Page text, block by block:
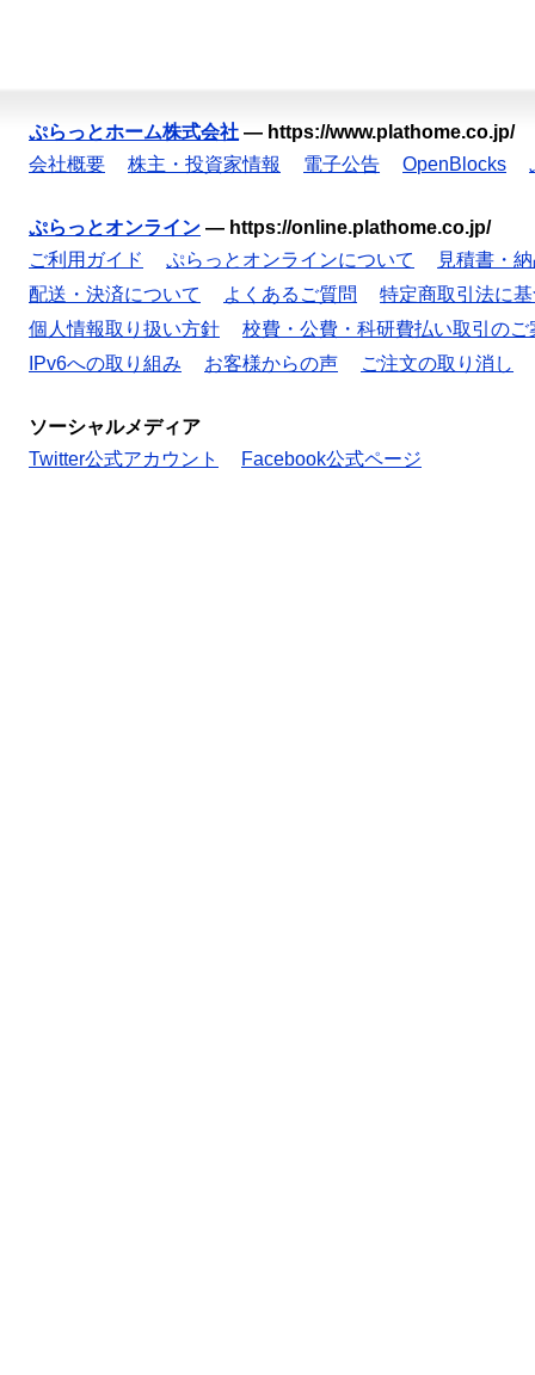
ぷらっとホーム株式会社 — https://www.plathome.co.jp/
会社概要
株主・投資家情報 電子公告 OpenBlocks
ぷらっとオンライン — https://online.plathome.co.jp/
ご利用ガイド
ぷらっとオンラインについて
見積書・
配送・決済について
よくあるご質問
特定商取引法に
個人情報取り扱い方針
校費・公費・科研費払い取引のご
IPv6への取り組み
お客様からの声 ご注文の取り消し
ソーシャルメディア
Twitter公式アカウント
Facebook公式ページ